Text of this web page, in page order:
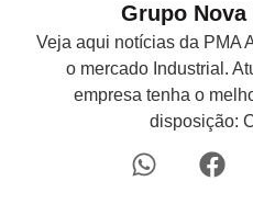
Grupo
Veja aqui notícias da PMA
o mercado Industrial.
empresa tenha o
disposição: